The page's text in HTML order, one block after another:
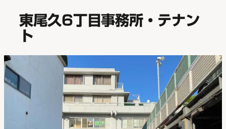
東尾久6丁目事務所・テナン
ト